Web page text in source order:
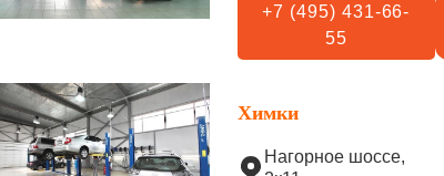
+7 (495) 431-66-
55
Химки
Нагорное шоссе,